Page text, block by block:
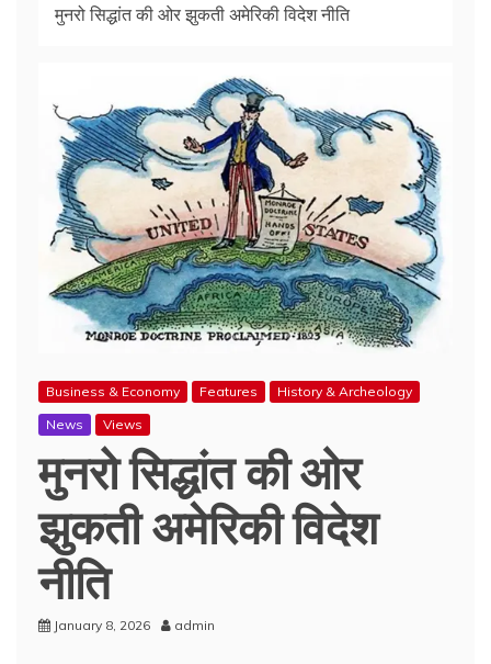
मुनरो सिद्धांत की ओर झुकती अमेरिकी विदेश नीति
Business & Economy Features
History & Archeology
News
Views
मुनरो सिद्धांत की ओर
झुकती अमेरिकी विदेश
नीति
January 8, 2026 admin